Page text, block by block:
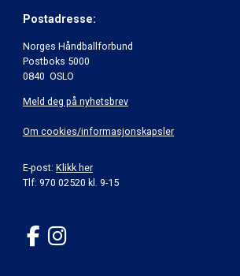
Postadresse:
Norges Håndballforbund
Postboks 5000
0840 OSLO
Meld deg på nyhetsbrev
Om cookies/informasjonskapsler
E-post: Klikk her
Tlf: 970 02520 kl. 9-15